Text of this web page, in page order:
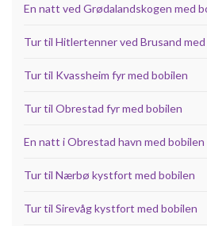
En natt ved Grødalandskogen med
Tur til Hitlertenner ved Brusand
Tur til Kvassheim fyr med bobilen
Tur til Obrestad fyr med bobilen
En natt i Obrestad havn med bobilen
Tur til Nærbø kystfort med bobilen
Tur til Sirevåg kystfort med bobilen